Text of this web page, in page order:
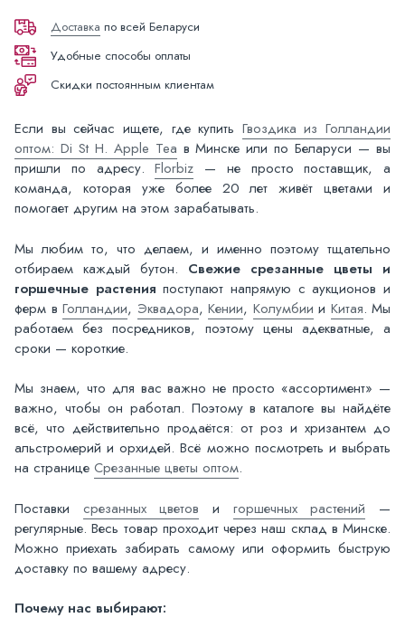
Доставка по всей Беларуси
Удобные способы оплаты
Скидки постоянным клиентам
Если вы сейчас ищете, где купить Гвоздика из Голландии
оптом: Di St H. Apple Tea в Минске или по Беларуси — вы
пришли по адресу.Florbiz — не просто поставщик, а
команда, которая уже более 20 лет живёт цветами и
помогает другим на этом зарабатывать.
Мы любим то, что делаем, и именно поэтому тщательно
отбираем каждый бутон. Свежие срезанные цветы и
горшечные растения поступают напрямую с аукционов и
ферм в Голландии, Эквадора, Кении, Колумбии и Китая. Мы
работаем без посредников, поэтому цены адекватные, а
сроки — короткие.
Мы знаем, что для вас важно не просто «ассортимент» —
важно, чтобы он работал. Поэтому в каталоге вы найдёте
всё, что действительно продаётся: от роз и хризантем до
альстромерий и орхидей. Всё можно посмотреть и выбрать
на странице Срезанные цветы оптом.
Поставки срезанных цветов и горшечных растений —
регулярные. Весь товар проходит через наш склад в Минске.
Можно приехать забирать самому или оформить быструю
доставку по вашему адресу.
Почему нас выбирают: